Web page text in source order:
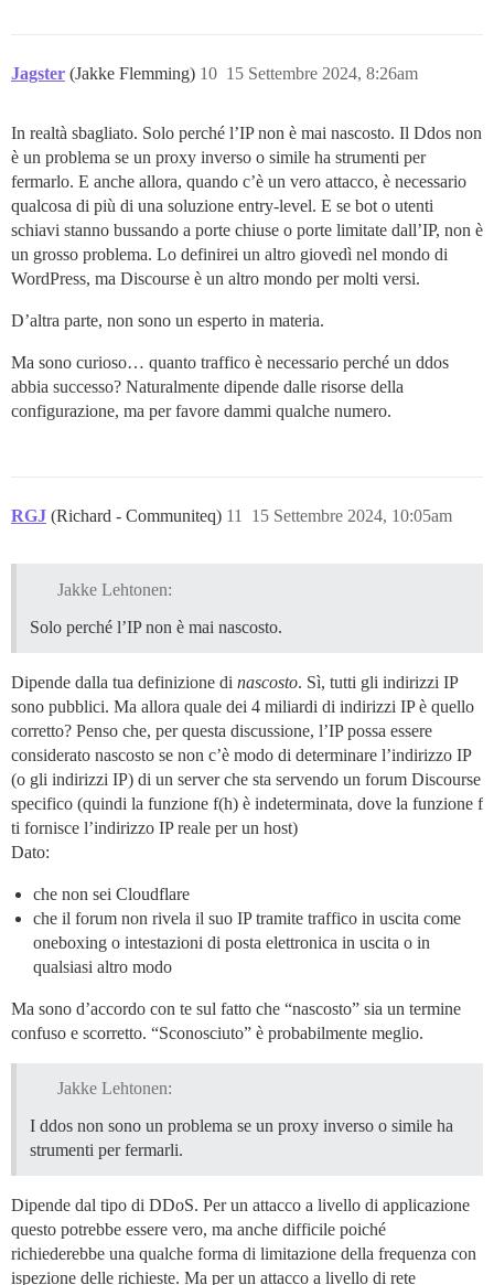
Jagster (Jakke Flemming) 15 Settembre 2024, 8:26am
10
In realtà sbagliato. Solo perché l’IP non è mai nascosto. Il Ddos non
è un problema se un proxy inverso o simile ha strumenti per
fermarlo. E anche allora, quando c’è un vero attacco, è necessario
qualcosa di più di una soluzione entry-level. E se bot o utenti
schiavi stanno bussando a porte chiuse o porte limitate dall’IP, non è
un grosso problema. Lo definirei un altro giovedì nel mondo di
WordPress, ma Discourse è un altro mondo per molti versi.
D’altra parte, non sono un esperto in materia.
Ma sono curioso… quanto traffico è necessario perché un ddos
abbia successo? Naturalmente dipende dalle risorse della
configurazione, ma per favore dammi qualche numero.
RGJ (Richard - Communiteq) 15 Settembre 2024, 10:05am
11
Jakke Lehtonen:
Solo perché l’IP non è mai nascosto.
Dipende dalla tua definizione di nascosto. Sì, tutti gli indirizzi IP
sono pubblici. Ma allora quale dei 4 miliardi di indirizzi IP è quello
corretto? Penso che, per questa discussione, l’IP possa essere
considerato nascosto se non c’è modo di determinare l’indirizzo IP
(o gli indirizzi IP) di un server che sta servendo un forum Discourse
specifico (quindi la funzione f(h) è indeterminata, dove la funzione f
ti fornisce l’indirizzo IP reale per un host)
Dato:
che non sei Cloudflare
che il forum non rivela il suo IP tramite traffico in uscita come
oneboxing o intestazioni di posta elettronica in uscita o in
qualsiasi altro modo
Ma sono d’accordo con te sul fatto che “nascosto” sia un termine
confuso e scorretto. “Sconosciuto” è probabilmente meglio.
Jakke Lehtonen:
I ddos non sono un problema se un proxy inverso o simile ha
strumenti per fermarli.
Dipende dal tipo di DDoS. Per un attacco a livello di applicazione
questo potrebbe essere vero, ma anche difficile poiché
richiederebbe una qualche forma di limitazione della frequenza con
ispezione delle richieste. Ma per un attacco a livello di rete